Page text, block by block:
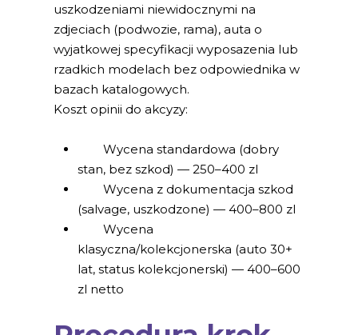
uszkodzeniami niewidocznymi na
zdjeciach (podwozie, rama), auta o
wyjatkowej specyfikacji wyposazenia lub
rzadkich modelach bez odpowiednika w
bazach katalogowych.
Koszt opinii do akcyzy:
Wycena standardowa (dobry
stan, bez szkod) — 250–400 zl
Wycena z dokumentacja szkod
(salvage, uszkodzone) — 400–800 zl
Wycena
klasyczna/kolekcjonerska (auto 30+
lat, status kolekcjonerski) — 400–600
zl netto